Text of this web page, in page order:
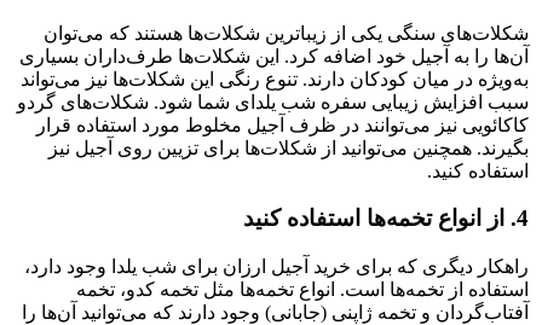
شکلات‌های سنگی یکی از زیباترین شکلات‌ها هستند که می‌توان
آن‌ها را به آجیل خود اضافه کرد. این شکلات‌ها طرف‌داران بسیاری
به‌ویژه در میان کودکان دارند. تنوع رنگی این شکلات‌ها نیز می‌تواند
سبب افزایش زیبایی سفره شب یلدای شما شود. شکلات‌های گردو
کاکائویی نیز می‌توانند در ظرف آجیل مخلوط مورد استفاده قرار
بگیرند. همچنین می‌توانید از شکلات‌ها برای تزیین روی آجیل نیز
استفاده کنید.
4. از انواع تخمه‌ها استفاده کنید
راهکار دیگری که برای خرید آجیل ارزان برای شب یلدا وجود دارد،
استفاده از تخمه‌ها است. انواع تخمه‌ها مثل تخمه کدو، تخمه
آفتاب‌گردان و تخمه ژاپنی (جابانی) وجود دارند که می‌توانید آن‌ها را